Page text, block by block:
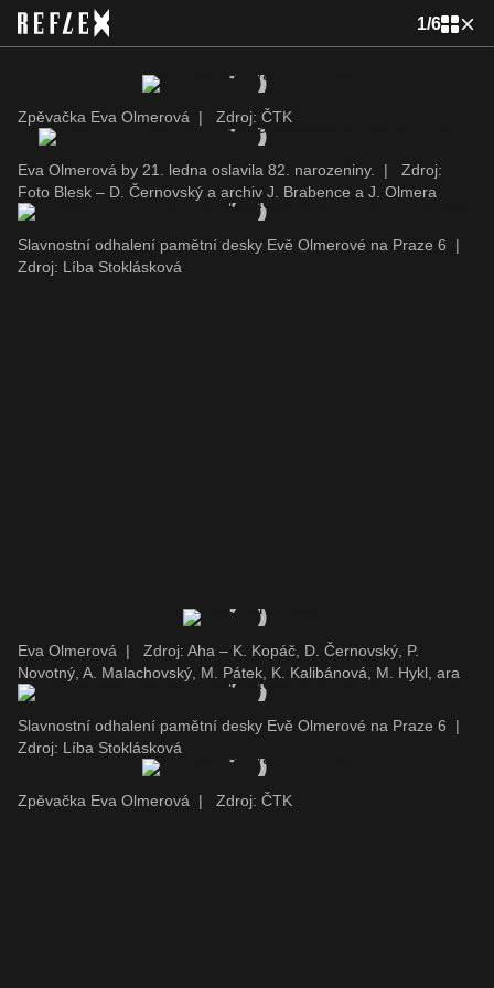
1/6
Zpěvačka Eva Olmerová | Zdroj: ČTK
Eva Olmerová by 21. ledna oslavila 82. narozeniny. |
Zdroj:
Foto Blesk – D. Černovský a archiv J. Brabence a J. Olmera
Slavnostní odhalení pamětní desky Evě Olmerové na Praze 6
|
Zdroj: Líba Stoklásková
Eva Olmerová |
Zdroj: Aha – K. Kopáč, D. Černovský, P.
Novotný, A. Malachovský, M. Pátek, K. Kalibánová, M. Hykl, ara
Slavnostní odhalení pamětní desky Evě Olmerové na Praze 6
|
Zdroj: Líba Stoklásková
Zpěvačka Eva Olmerová | Zdroj: ČTK